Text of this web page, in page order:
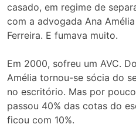
casado, em regime de
com a advogada Ana
Ferreira. E fumava muito.
Em 2000, sofreu um AVC.
Amélia tornou-se sócia do
no escritório. Mas por
passou 40% das cotas do
ficou com 10%.